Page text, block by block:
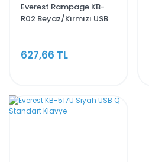
Everest Rampage KB-
R02 Beyaz/Kırmızı USB
627,66 TL